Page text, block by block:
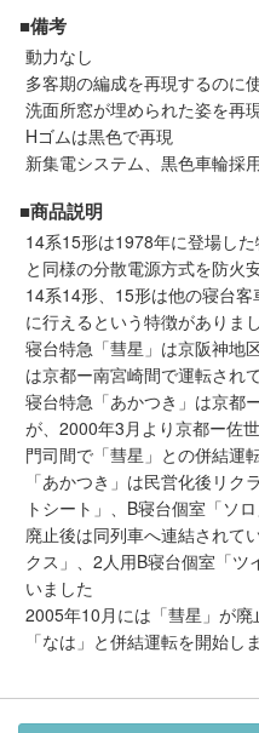
お役立ち情報
鉄道模型の情報
メルマガ登録
ご注文方法
ヘルプページ
お問い合せ
ログイン/マイページ
お気に入りリスト
新規会員登録
■備考
動力なし
多客期の編成を再現するのに
洗面所窓が埋められた姿を再
Hゴムは黒色で再現
新集電システム、黒色車輪採
■商品説明
14系15形は1978年に登場し
と同様の分散電源方式を防火
14系14形、15形は他の寝台
に行えるという特徴がありま
寝台特急「彗星」は京阪神地
は京都ー南宮崎間で運転され
寝台特急「あかつき」は京都
が、2000年3月より京都ー佐
門司間で「彗星」との併結運
「あかつき」は民営化後リ
トシート」、B寝台個室「ソ
廃止後は同列車へ連結されて
クス」、2人用B寝台個室「ツ
いました
2005年10月には「彗星」が
「なは」と併結運転を開始し